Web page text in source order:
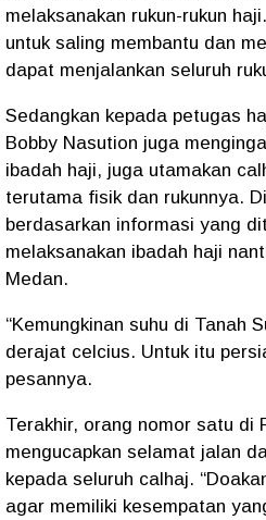
melaksanakan rukun-rukun
untuk saling membantu dan
dapat menjalankan seluruh
Sedangkan kepada petugas
Bobby Nasution juga
ibadah haji, juga utamakan
terutama fisik dan rukunnya.
berdasarkan informasi yang
melaksanakan ibadah haji
Medan.
“Kemungkinan suhu di Tanah
derajat celcius. Untuk itu
pesannya.
Terakhir, orang nomor satu di
mengucapkan selamat jalan
kepada seluruh calhaj.
agar memiliki kesempatan